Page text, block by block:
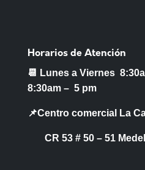
Horarios de Atención
📆 Lunes a Viernes
8:30am – 5 pm
📌Centro comercial La
CR 53 # 50 – 51